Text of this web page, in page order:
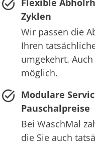
Flexible
Zyklen
Wir passen die
Ihren
umgekehrt.
möglich.
Modulare
Pauschalpreise
Bei WaschMal
die Sie auch